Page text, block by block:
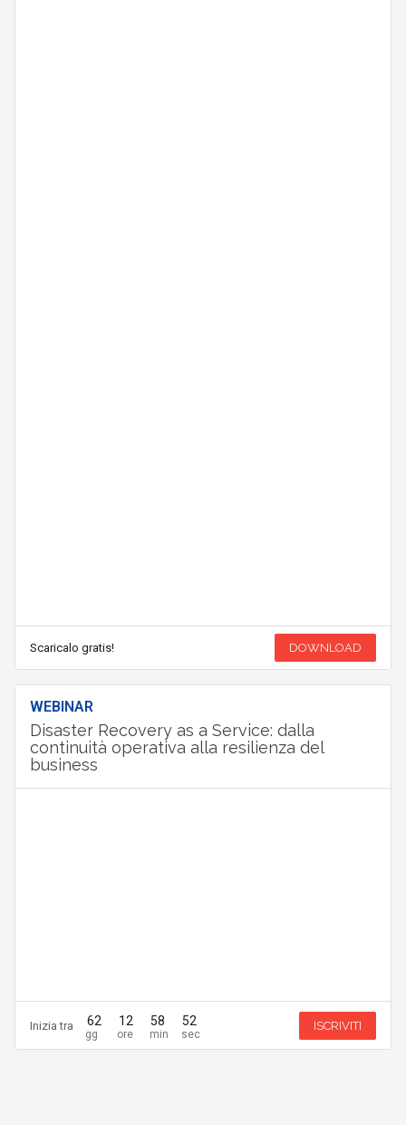
Scaricalo gratis! DOWNLOAD
WEBINAR
Disaster Recovery as a Service: dalla
continuità operativa alla resilienza del
business
Inizia tra 62 12 58 51 ISCRIVITI